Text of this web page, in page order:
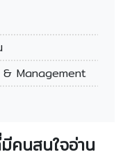
Management
คนสนใจอ่าน